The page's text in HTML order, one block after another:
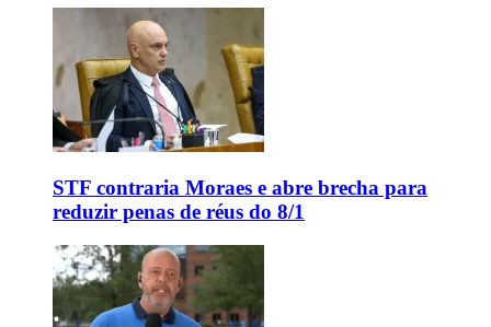
STF contraria Moraes e abre brecha para
reduzir penas de réus do 8/1